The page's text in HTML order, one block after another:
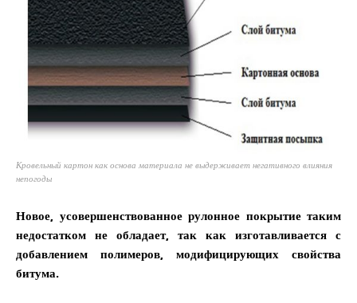
Кровельный картон как основа материала не выдерживает негативного влияния
непогоды
Новое, усовершенствованное рулонное покрытие таким
недостатком не обладает, так как изготавливается с
добавлением полимеров, модифицирующих свойства
битума.